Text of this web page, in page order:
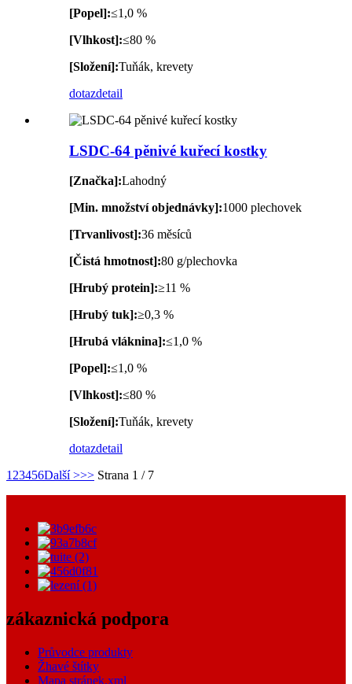
[Popel]:≤1,0 %
[Vlhkost]:≤80 %
[Složení]:Tuňák, krevety
dotazdetail
LSDC-64 pěnivé kuřecí kostky
[Značka]:Lahodný
[Min. množství objednávky]:1000 plechovek
[Trvanlivost]:36 měsíců
[Čistá hmotnost]:80 g/plechovka
[Hrubý protein]:≥11 %
[Hrubý tuk]:≥0,3 %
[Hrubá vláknina]:≤1,0 %
[Popel]:≤1,0 %
[Vlhkost]:≤80 %
[Složení]:Tuňák, krevety
dotazdetail
1 23456Další >>> Strana 1 / 7
zákaznická podpora
Průvodce produkty
Žhavé štítky
Mapa stránek.xml